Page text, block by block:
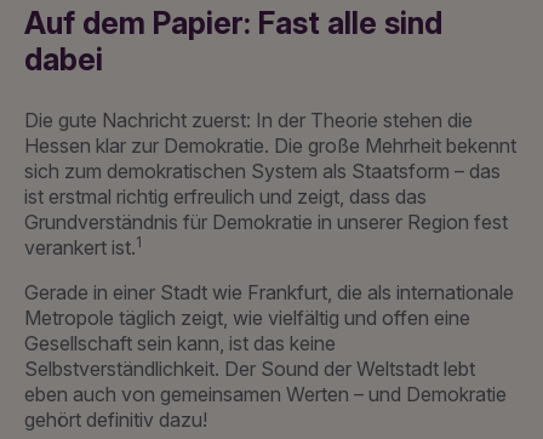
Auf dem Papier: Fast alle sind
dabei
Die gute Nachricht zuerst: In der Theorie stehen die
Hessen klar zur Demokratie. Die große Mehrheit bekennt
sich zum demokratischen System als Staatsform – das
ist erstmal richtig erfreulich und zeigt, dass das
Grundverständnis für Demokratie in unserer Region fest
verankert ist.1
Gerade in einer Stadt wie Frankfurt, die als internationale
Metropole täglich zeigt, wie vielfältig und offen eine
Gesellschaft sein kann, ist das keine
Selbstverständlichkeit. Der Sound der Weltstadt lebt
eben auch von gemeinsamen Werten – und Demokratie
gehört definitiv dazu!